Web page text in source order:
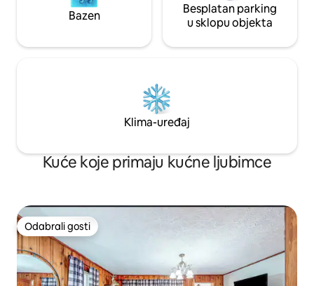
Bazen
Besplatan parking
u sklopu objekta
Klima-uređaj
Kuće koje primaju kućne ljubimce
Odabrali gosti
Odabrali gosti